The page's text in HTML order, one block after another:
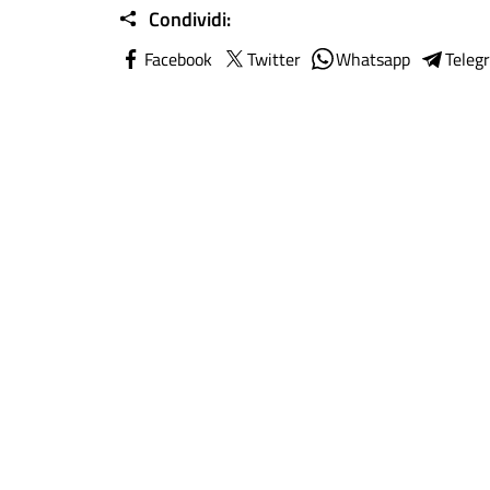
Condividi:
Facebook Twitter Whatsapp